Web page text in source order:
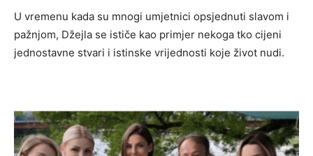
U vremenu kada su mnogi umjetnici opsjednuti slavom i
pažnjom, Džejla se ističe kao primjer nekoga tko cijeni
jednostavne stvari i istinske vrijednosti koje život nudi.